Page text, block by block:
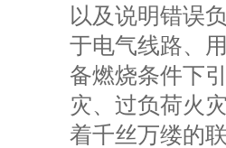
以及说明错误
于电气线路、
备燃烧条件下
灾、过负荷火
着千丝万缕的